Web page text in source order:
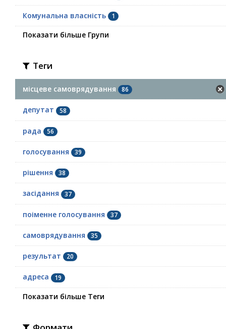
Комунальна власність 1
Показати більше Групи
Теги
місцеве самоврядування 86
депутат 58
рада 56
голосування 39
рішення 38
засідання 37
поіменне голосування 37
самоврядування 35
результат 20
адреса 19
Показати більше Теги